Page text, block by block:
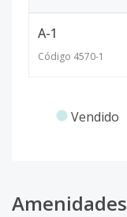
A-1
Código 4570-1
Vendido
Amenidades